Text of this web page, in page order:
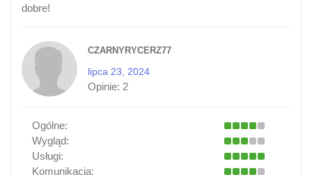
dobre!
CZARNYRYCERZ77
lipca 23, 2024
Opinie: 2
Ogólne:
Wygląd:
Usługi:
Komunikacja: